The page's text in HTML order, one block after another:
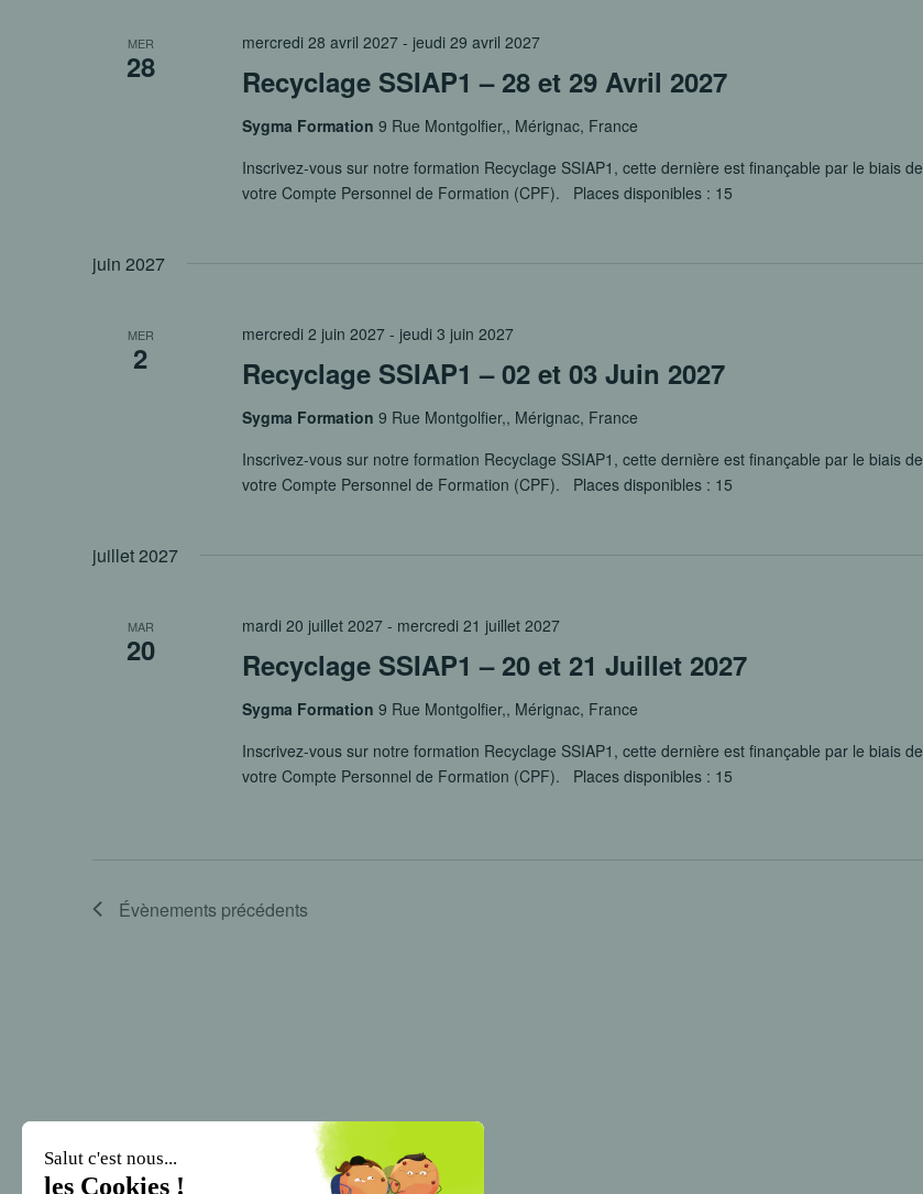
MER
28 Recyclage SSIAP1 – 28 et 29 Avril 2027
mercredi 28 avril 2027- jeudi 29 avril 2027
Sygma Formation 9 Rue Montgolfier,, Mérignac, France
Inscrivez-vous sur notre formation Recyclage SSIAP1, cette dernière est finançable par le biais de
votre Compte Personnel de Formation (CPF). Places disponibles : 15
juin 2027
MER
2 Recyclage SSIAP1 – 02 et 03 Juin 2027
mercredi 2 juin 2027- jeudi 3 juin 2027
Sygma Formation 9 Rue Montgolfier,, Mérignac, France
Inscrivez-vous sur notre formation Recyclage SSIAP1, cette dernière est finançable par le biais de
votre Compte Personnel de Formation (CPF). Places disponibles : 15
juillet 2027
MAR
20 Recyclage SSIAP1 – 20 et 21 Juillet 2027
mardi 20 juillet 2027- mercredi 21 juillet 2027
Sygma Formation 9 Rue Montgolfier,, Mérignac, France
Inscrivez-vous sur notre formation Recyclage SSIAP1, cette dernière est finançable par le biais de
votre Compte Personnel de Formation (CPF). Places disponibles : 15
Évènements précédents